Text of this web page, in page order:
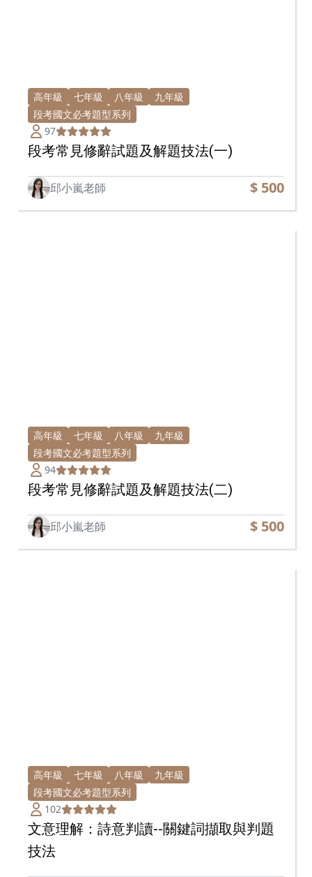
高年級 七年級 八年級
九年級
段考國文必考題型系列
97
段考常見修辭試題及解題技法(一)
邱小嵐老師 $ 500
高年級 七年級 八年級
九年級
段考國文必考題型系列
94
段考常見修辭試題及解題技法(二)
邱小嵐老師 $ 500
高年級 七年級 八年級
九年級
段考國文必考題型系列
102
文意理解：詩意判讀--關鍵詞擷取與判題
技法